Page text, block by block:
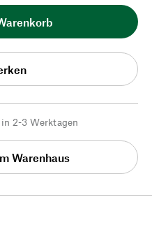
2-3 Werktagen
Warenhaus